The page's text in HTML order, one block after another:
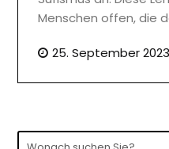
Menschen offen, die
25. September 2023
Wonach